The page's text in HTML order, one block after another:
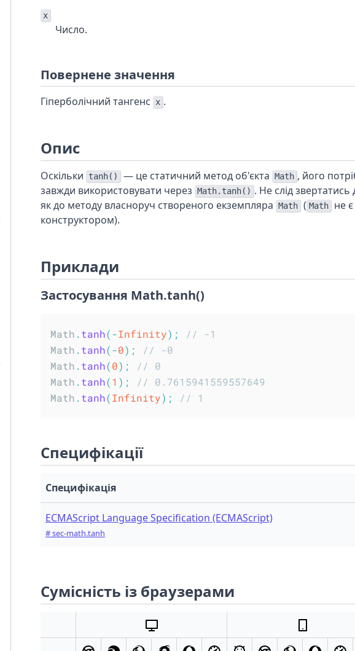
x
Число.
Повернене значення
Гіперболічний тангенс x .
Опис
Оскільки tanh() — це статичний метод об'єкта Math , його
завжди використовувати через Math.tanh() . Не слід звертатись
як до методу власноруч створеного екземпляра Math ( Math
не є
конструктором).
Приклади
Застосування Math.tanh()
Math . tanh(-Infinity) ;
// -1
Math . tanh(-0) ;
// -0
Math . tanh(0) ;
// 0
Math . tanh(1 ) ;
// 0.7615941559557649
Math . tanh(Infinity) ; // 1
Специфікації
Специфікація
ECMAScript Language Specification (ECMAScript)
# sec-math.tanh
Сумісність із браузерами